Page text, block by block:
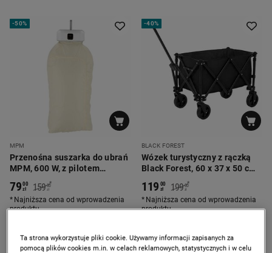
-50%
MPM
Przenośna suszarka do ubrań
MPM, 600 W, z pilotem
zdalnego sterowania
7900
zł 159 00
zł
*
Najniższa cena od wprowadzenia
produktu
-40%
BLACK FOREST
Wózek turystyczny z rączką
Black Forest, 60 x 37 x 50 cm,
119 00
zł 199 00
zł
*
Najniższa cena od wprowadzenia
produktu
50% PROMOCJA
Ta strona wykorzystuje pliki cookie. Używamy informacji zapisanych za
pomocą plików cookies m.in. w celach reklamowych, statystycznych i w celu